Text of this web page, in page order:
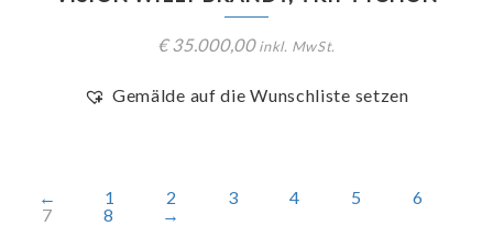
€35.000,00 inkl. MwSt.
Gemälde auf die Wunschliste setzen
← 1 2 3 4 5
6
7
8 →